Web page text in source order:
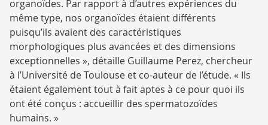
organoïdes. Par rapport à d’autres expériences du
même type, nos organoïdes étaient différents
puisqu’ils avaient des caractéristiques
morphologiques plus avancées et des dimensions
exceptionnelles », détaille Guillaume Perez, chercheur
à l’Université de Toulouse et co-auteur de l’étude. « Ils
étaient également tout à fait aptes à ce pour quoi ils
ont été conçus : accueillir des spermatozoïdes
humains. »